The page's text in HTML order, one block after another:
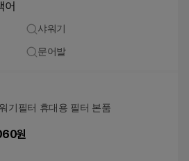
어
샤워기
문어발
기필터 휴대용 필터 본품
원